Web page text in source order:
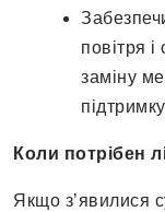
повітря
заміну
Коли потрібен
Якщо з’явилися